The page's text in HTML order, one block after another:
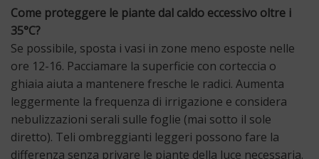
Come proteggere le piante dal caldo eccessivo oltre i
35°C?
Se possibile, sposta i vasi in zone meno esposte nelle
ore 12-16. Pacciamare la superficie con corteccia o
ghiaia aiuta a mantenere fresche le radici. Aumenta
leggermente la frequenza di irrigazione e considera
nebulizzazioni serali sulle foglie (mai sotto il sole
diretto). Teli ombreggianti leggeri possono fare la
differenza senza privare le piante della luce necessaria.